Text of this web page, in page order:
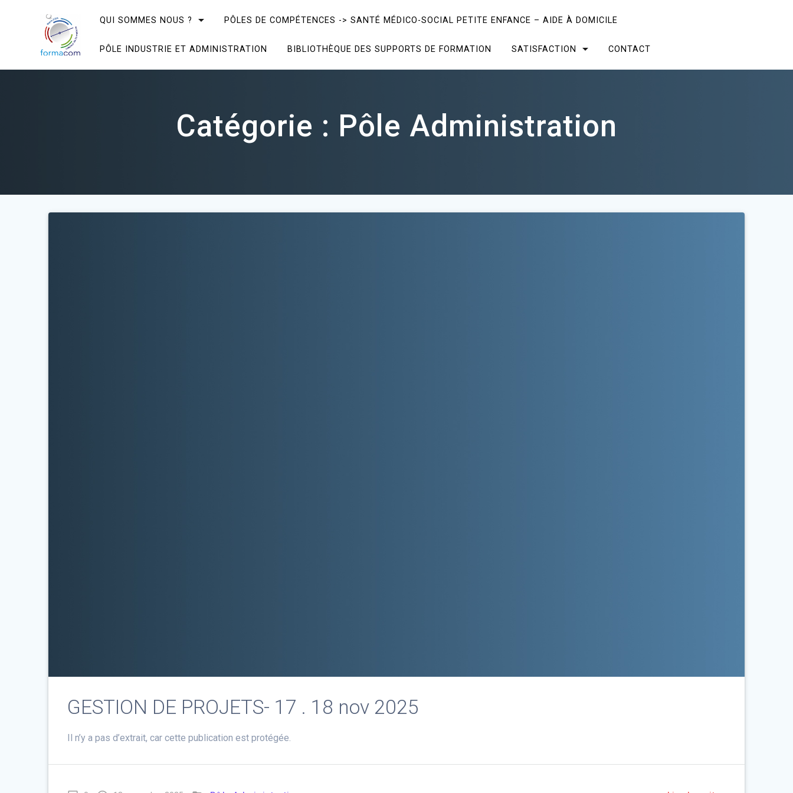
QUI SOMMES NOUS ? PÔLES DE COMPÉTENCES -> SANTÉ MÉDICO-SOCIAL PETITE ENFANCE – AIDE À DOMICILE
PÔLE INDUSTRIE ET ADMINISTRATION BIBLIOTHÈQUE DES SUPPORTS DE FORMATION SATISFACTION CONTACT
Catégorie : Pôle Administration
GESTION DE PROJETS- 17 . 18 nov 2025
Il n’y a pas d’extrait, car cette publication est protégée.